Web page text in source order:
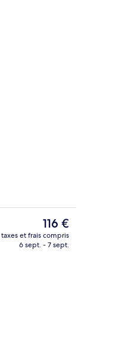
Le
prix
actuel
116 €
taxes et frais compris
6 sept. - 7 sept.